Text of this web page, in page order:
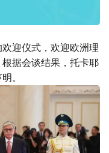
迎仪式，欢迎欧洲理
据会谈结果，托卡耶
。